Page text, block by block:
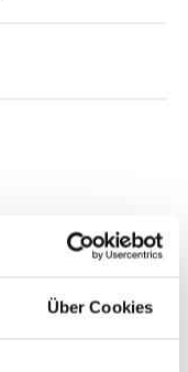
Über Cookies
Für registrierte